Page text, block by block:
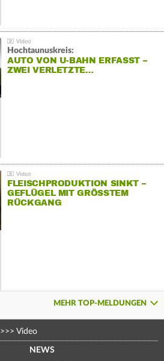
Hochtaunuskreis:
AUTO VON U-BAHN ERFASST –
ZWEI VERLETZTE…
FLEISCHPRODUKTION SINKT –
GEFLÜGEL MIT GRÖSSTEM R
ÜCKGANG
MEHR TOP-MELDUNGEN
>>> Video
NEWS